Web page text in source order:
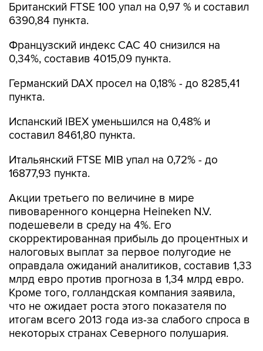
Британский FTSE 100 упал на 0,97 % и составил
6390,84 пункта.
Французский индекс CAC 40 снизился на
0,34%, составив 4015,09 пункта.
Германский DAX просел на 0,18% - до 8285,41
пункта.
Испанский IBEX уменьшился на 0,48% и
составил 8461,80 пункта.
Итальянский FTSE MIB упал на 0,72% - до
16877,93 пункта.
Акции третьего по величине в мире
пивоваренного концерна Heineken N.V.
подешевели в среду на 4%. Его
скорректированная прибыль до процентных и
налоговых выплат за первое полугодие не
оправдала ожиданий аналитиков, составив 1,33
млрд евро против прогноза в 1,34 млрд евро.
Кроме того, голландская компания заявила,
что не ожидает роста этого показателя по
итогам всего 2013 года из-за слабого спроса в
некоторых странах Северного полушария.